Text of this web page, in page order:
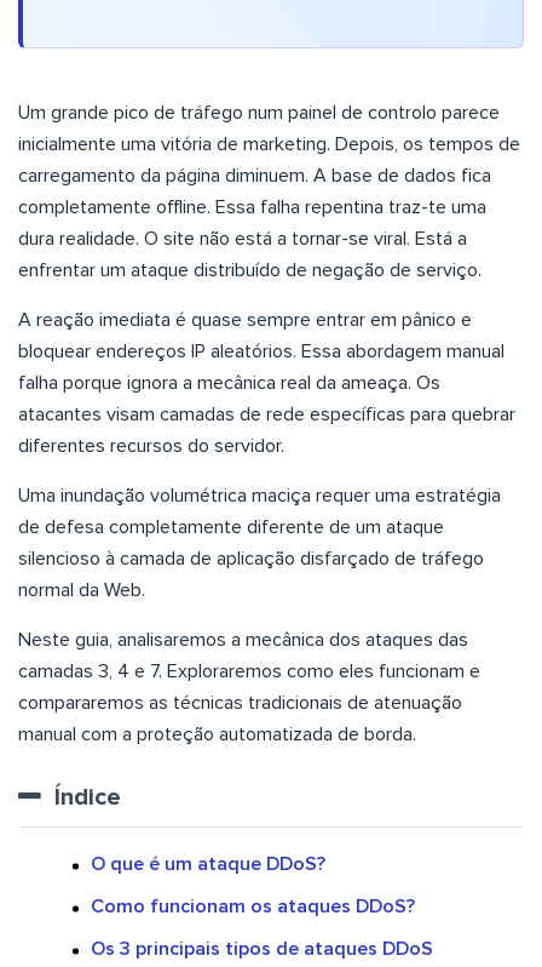
Um grande pico de tráfego num painel de controlo parece
inicialmente uma vitória de marketing. Depois, os tempos de
carregamento da página diminuem. A base de dados fica
completamente offline. Essa falha repentina traz-te uma
dura realidade. O site não está a tornar-se viral. Está a
enfrentar um ataque distribuído de negação de serviço.
A reação imediata é quase sempre entrar em pânico e
bloquear endereços IP aleatórios. Essa abordagem manual
falha porque ignora a mecânica real da ameaça. Os
atacantes visam camadas de rede específicas para quebrar
diferentes recursos do servidor.
Uma inundação volumétrica maciça requer uma estratégia
de defesa completamente diferente de um ataque
silencioso à camada de aplicação disfarçado de tráfego
normal da Web.
Neste guia, analisaremos a mecânica dos ataques das
camadas 3, 4 e 7. Exploraremos como eles funcionam e
compararemos as técnicas tradicionais de atenuação
manual com a proteção automatizada de borda.
Índice
O que é um ataque DDoS?
Como funcionam os ataques DDoS?
Os 3 principais tipos de ataques DDoS